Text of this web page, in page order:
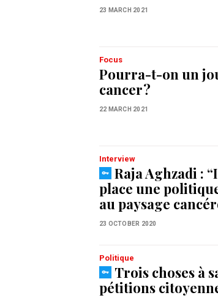
23 MARCH 2021
Focus
Pourra-t-on un
cancer ?
22 MARCH 2021
Interview
Raja Aghzadi :
place une
au paysage
23 OCTOBER 2020
Politique
Trois choses à
pétitions